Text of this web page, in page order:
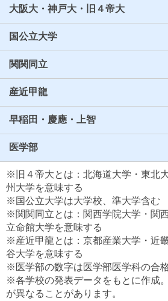
四天王寺東高等学校
ブックマークした学校
ブックマークした学校はありません
大阪大・神戸大・旧４帝大
国公立大学
関関同立
産近甲龍
早稲田・慶應・上智
医学部
※旧４帝大とは：北海道大学・東北
州大学を意味する
※国公立大学は大学校、準大学含む
※関関同立とは：関西学院大学・関
立命館大学を意味する
※産近甲龍とは：京都産業大学・近
谷大学を意味する
※医学部の数字は医学部医学科の合
※各学校の発表データをもとに作成
が異なることがあります。